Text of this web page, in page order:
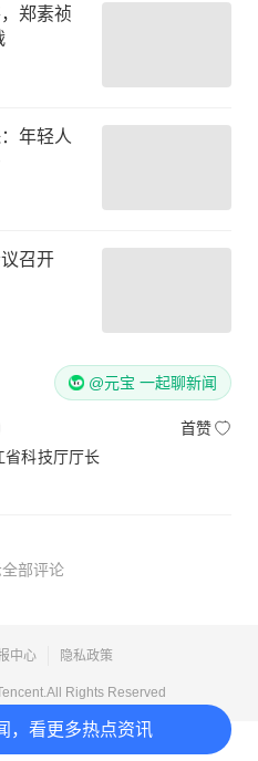
，看更多热点资讯
郑素祯
年轻人
召开
@元宝 一起聊新闻
首赞
省科技厅厅长
部评论
中心 隐私政策
Rights Reserved